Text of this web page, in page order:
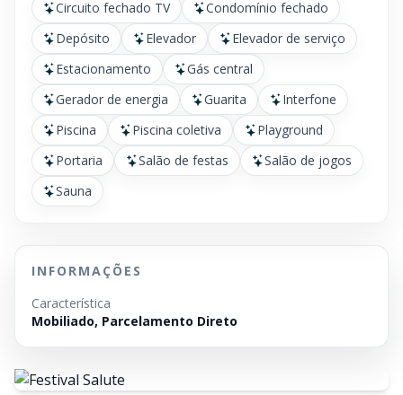
Circuito fechado TV
Condomínio fechado
Depósito
Elevador
Elevador de serviço
Estacionamento
Gás central
Gerador de energia
Guarita
Interfone
Piscina
Piscina coletiva
Playground
Portaria
Salão de festas
Salão de jogos
Sauna
INFORMAÇÕES
Característica
Mobiliado, Parcelamento Direto